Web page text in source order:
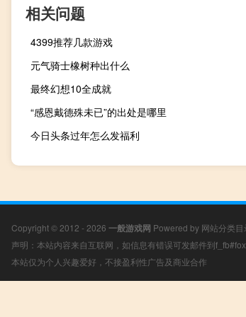
相关问题
4399推荐几款游戏
元气骑士橡树种出什么
最终幻想10全成就
“感恩戴德殊未已”的出处是哪里
今日头条过年怎么发福利
Copyright © 2012 - 2026 一般游戏网 Powered by 网站分类目
声明：本站内容来自互联网，如信息有错误可发邮件到
本站仅为个人兴趣爱好，不接盈利性广告及商业合作